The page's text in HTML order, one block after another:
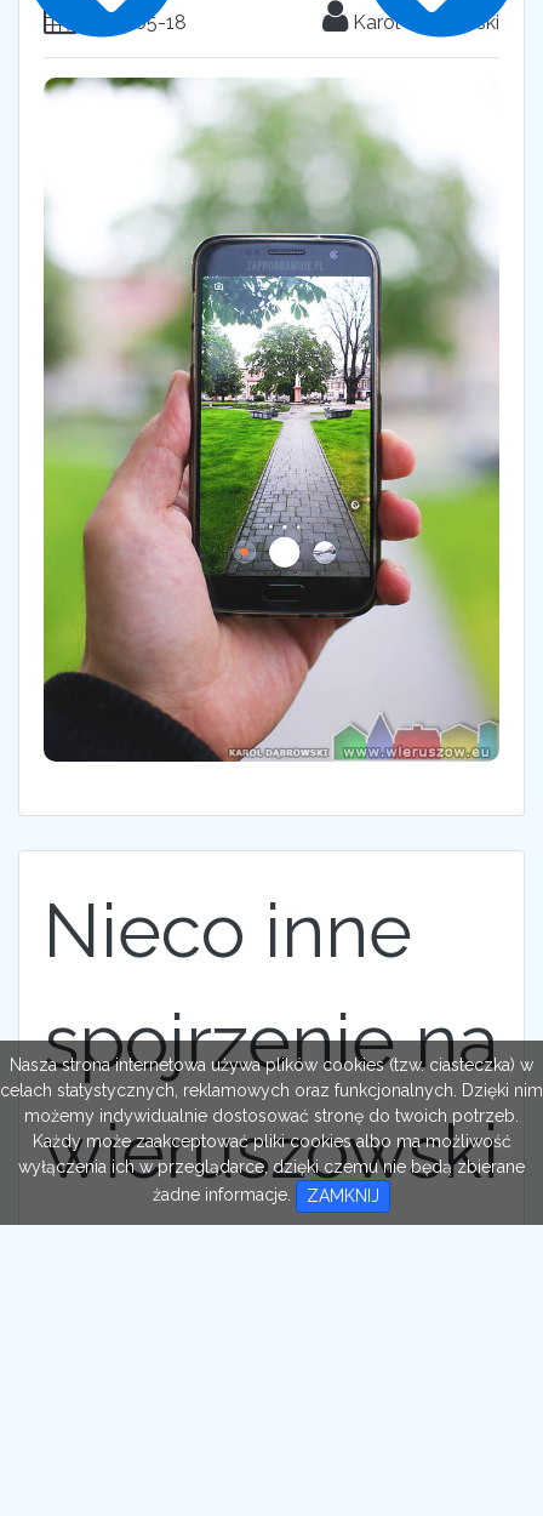
2018-05-18 Karol Dąbrowski
Nieco inne
spojrzenie na
wieruszowski
Nasza strona internetowa używa plików cookies (tzw. ciasteczka) w
celach statystycznych, reklamowych oraz funkcjonalnych. Dzięki nim
możemy indywidualnie dostosować stronę do twoich potrzeb.
Każdy może zaakceptować pliki cookies albo ma możliwość
wyłączenia ich w przeglądarce, dzięki czemu nie będą zbierane
żadne informacje.
ZAMKNIJ